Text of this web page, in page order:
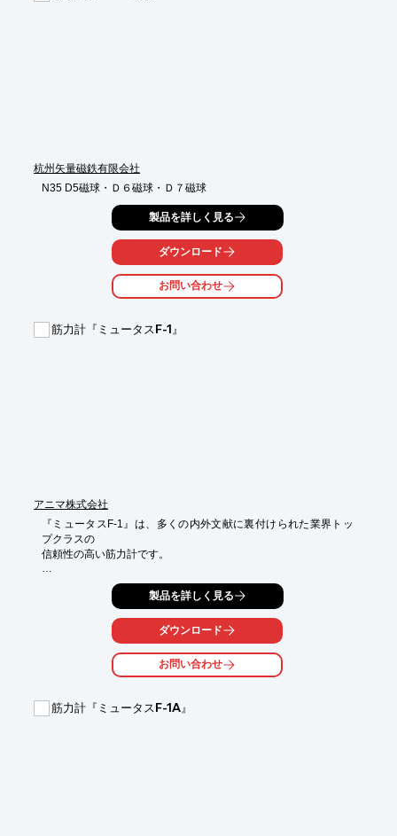
杭州矢量磁鉄有限会社
N35 D5磁球・Ｄ６磁球・Ｄ７磁球
製品を詳しく見る
ダウンロード
お問い合わせ
筋力計『ミュータスF-1』
アニマ株式会社
『ミュータスF-1』は、多くの内外文献に裏付けられた業界トッ
プクラスの
信頼性の高い筋力計です。
計測固定用ベルトが高精度で再現性のよい計測を実現します。
また、徒手固定のごとく測定部位により密着できる薄型センサー
力を誤差なくすべて受け止めます。
■センサーは超薄型・超小型・超軽量・4点支持型
にくい構造
製品を詳しく見る
ダウンロード
お問い合わせ
筋力計『ミュータスF-1A』